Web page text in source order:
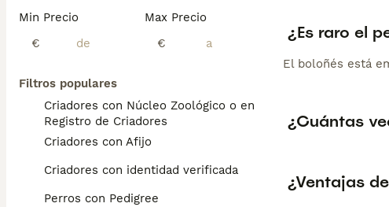
Min Precio
€
Max Precio
€
Filtros populares
Criadores con Núcleo Zoológico o en el
Registro de Criadores
Criadores con Afijo
Criadores con identidad verificada
Perros con Pedigree
¿Es raro el
El boloñés está
¿Cuántas
¿Ventajas